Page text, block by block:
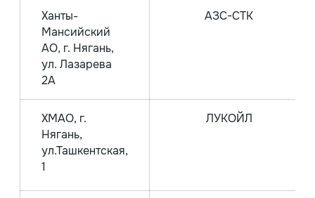
Ханты-
Мансийский
АО, г. Нягань,
ул. Лазарева
2А
АЗС-СТК
ХМАО, г.
Нягань,
ул.Ташкентская,
1
ЛУКОЙЛ